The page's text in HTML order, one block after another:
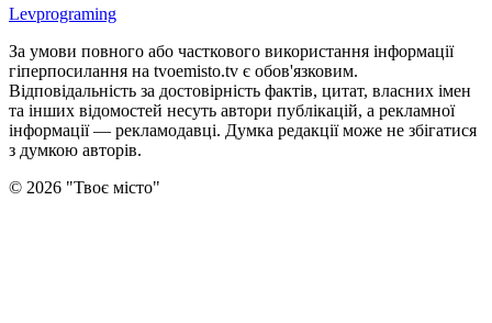
Levprograming
За умови повного або часткового використання iнформацiї
гіперпосилання на tvoemisto.tv є обов'язковим.
Відповідальність за достовірність фактів, цитат, власних імен
та інших відомостей несуть автори публікацій, а рекламної
інформації — рекламодавці. Думка редакцiї може не збiгатися
з думкою авторiв.
© 2026 "Твоє місто"